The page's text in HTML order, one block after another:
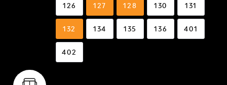
126 127 128 130 131
132 134 135 136 401
402